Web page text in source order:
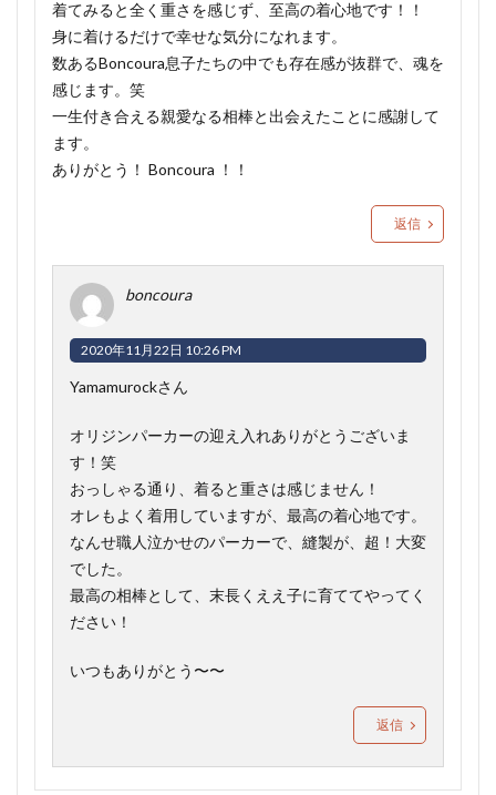
着てみると全く重さを感じず、至高の着心地です！！
身に着けるだけで幸せな気分になれます。
数あるBoncoura息子たちの中でも存在感が抜群で、魂を
感じます。笑
一生付き合える親愛なる相棒と出会えたことに感謝して
ます。
ありがとう！ Boncoura ！！
返信
boncoura
2020年11月22日 10:26 PM
Yamamurockさん
オリジンパーカーの迎え入れありがとうございま
す！笑
おっしゃる通り、着ると重さは感じません！
オレもよく着用していますが、最高の着心地です。
なんせ職人泣かせのパーカーで、縫製が、超！大変
でした。
最高の相棒として、末長くええ子に育ててやってく
ださい！
いつもありがとう〜〜
返信